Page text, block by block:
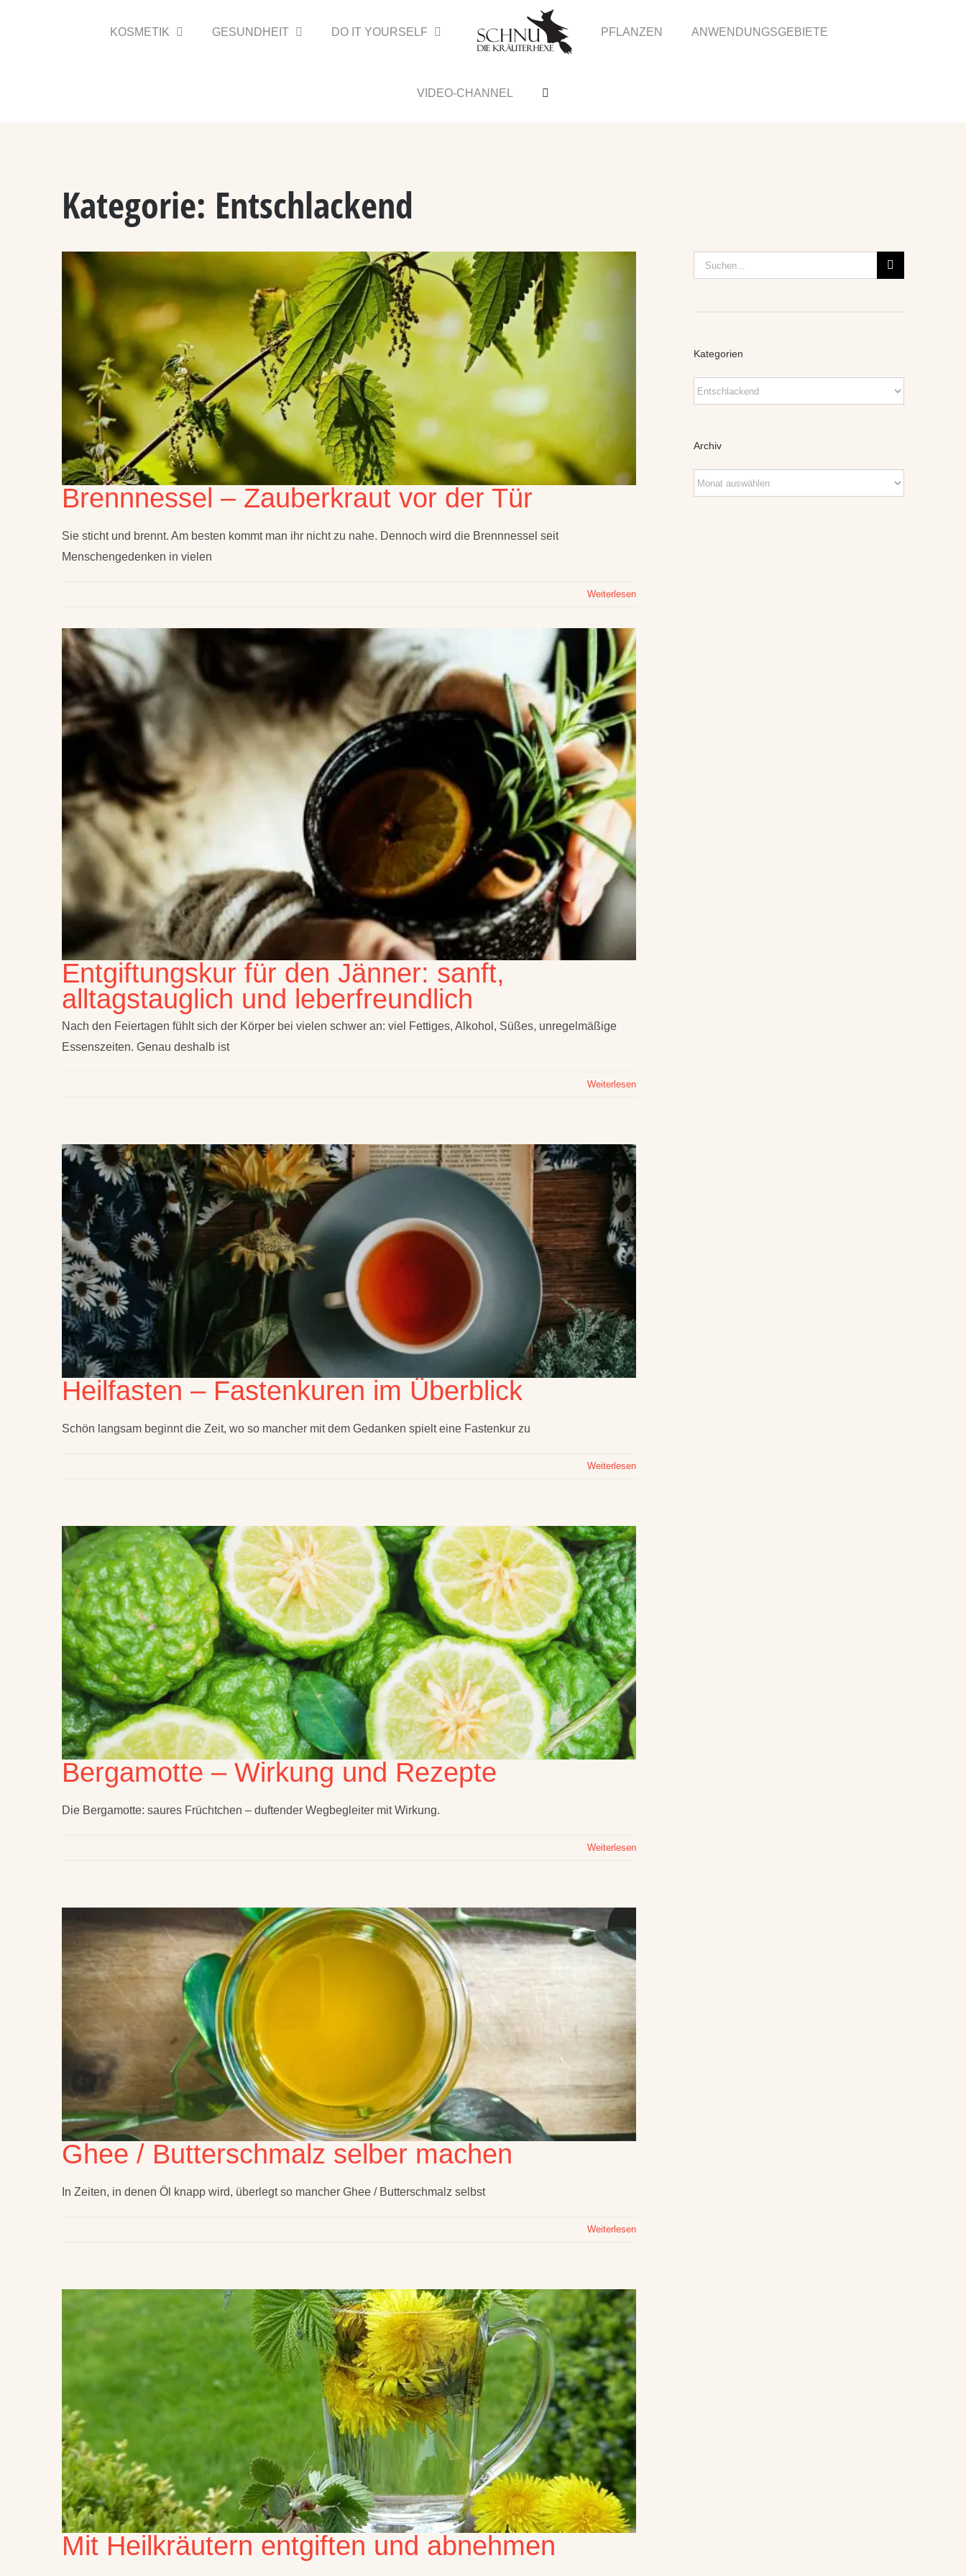
KOSMETIK GESUNDHEIT DO IT YOURSELF PFLANZEN ANWENDUNGSGEBIETE
VIDEO-CHANNEL
Kategorie: Entschlackend
Brennnessel – Zauberkraut vor der Tür
Sie sticht und brennt. Am besten kommt man ihr nicht zu nahe. Dennoch wird die Brennnessel seit
Menschengedenken in vielen
Weiterlesen
Entgiftungskur für den Jänner: sanft,
alltagstauglich und leberfreundlich
Nach den Feiertagen fühlt sich der Körper bei vielen schwer an: viel Fettiges, Alkohol, Süßes, unregelmäßige
Essenszeiten. Genau deshalb ist
Weiterlesen
Heilfasten – Fastenkuren im Überblick
Schön langsam beginnt die Zeit, wo so mancher mit dem Gedanken spielt eine Fastenkur zu
Weiterlesen
Bergamotte – Wirkung und Rezepte
Die Bergamotte: saures Früchtchen – duftender Wegbegleiter mit Wirkung.
Weiterlesen
Ghee / Butterschmalz selber machen
In Zeiten, in denen Öl knapp wird, überlegt so mancher Ghee / Butterschmalz selbst
Weiterlesen
Mit Heilkräutern entgiften und abnehmen
Suche
nach:
Kategorien
Kategorien
Archiv
Archiv